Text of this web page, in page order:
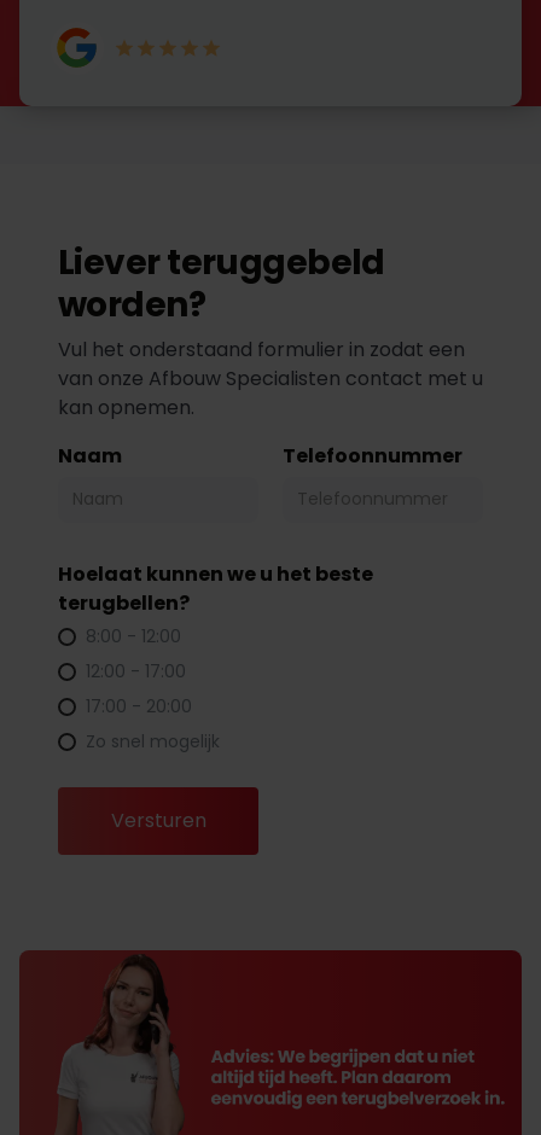
Liever teruggebeld
worden?
Vul het onderstaand formulier in zodat een
van onze Afbouw Specialisten contact met u
kan opnemen.
Naam
Telefoonnummer
Hoelaat kunnen we u het beste
terugbellen?
8:00 - 12:00
12:00 - 17:00
17:00 - 20:00
Zo snel mogelijk